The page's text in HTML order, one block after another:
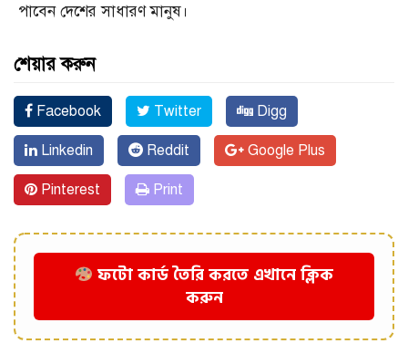
পাবেন দেশের সাধারণ মানুষ।
শেয়ার করুন
Facebook Twitter Digg
Linkedin Reddit Google Plus
Pinterest Print
ফটো কার্ড তৈরি করতে এখানে ক্লিক
করুন